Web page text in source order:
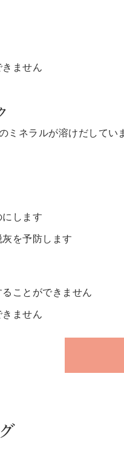
ません
ミネラルが溶けだして
します
を予防します
ことができません
ません